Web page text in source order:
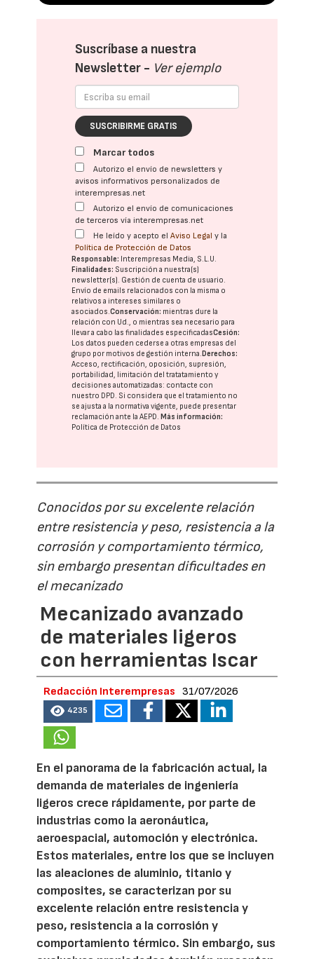
Suscríbase a nuestra
Newsletter - Ver ejemplo
SUSCRIBIRME GRATIS
Marcar todos
Autorizo el envío de newsletters y
avisos informativos personalizados de
interempresas.net
Autorizo el envío de comunicaciones
de terceros vía interempresas.net
He leído y acepto elAviso Legal y la
Política de Protección de Datos
Responsable: Interempresas Media, S.L.U.
Finalidades: Suscripción a nuestra(s)
newsletter(s). Gestión de cuenta de usuario.
Envío de emails relacionados con la misma o
relativos a intereses similares o
asociados.Conservación: mientras dure la
relación con Ud., o mientras sea necesario para
llevar a cabo las finalidades especificadasCesión:
Los datos pueden cederse a otras empresas del
grupo por motivos de gestión interna. Derechos:
Acceso, rectificación, oposición, supresión,
portabilidad, limitación del tratatamiento y
decisiones automatizadas: contacte con
nuestro DPD. Si considera que el tratamiento no
se ajusta a la normativa vigente, puede presentar
reclamación ante laAEPD. Más información:
Política de Protección de Datos
Conocidos por su excelente relación
entre resistencia y peso, resistencia a la
corrosión y comportamiento térmico,
sin embargo presentan dificultades en
el mecanizado
Mecanizado avanzado
de materiales ligeros
con herramientas Iscar
Redacción Interempresas 31/07/2026
4235
En el panorama de la fabricación actual, la
demanda de materiales de ingeniería
ligeros crece rápidamente, por parte de
industrias como la aeronáutica,
aeroespacial, automoción y electrónica.
Estos materiales, entre los que se incluyen
las aleaciones de aluminio, titanio y
composites, se caracterizan por su
excelente relación entre resistencia y
peso, resistencia a la corrosión y
comportamiento térmico. Sin embargo, sus